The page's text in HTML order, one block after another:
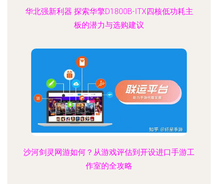
华北强新利器 探索华擎D1800B-ITX四核低功耗主
板的潜力与选购建议
沙河剑灵网游如何？从游戏评估到开设进口手游工
作室的全攻略